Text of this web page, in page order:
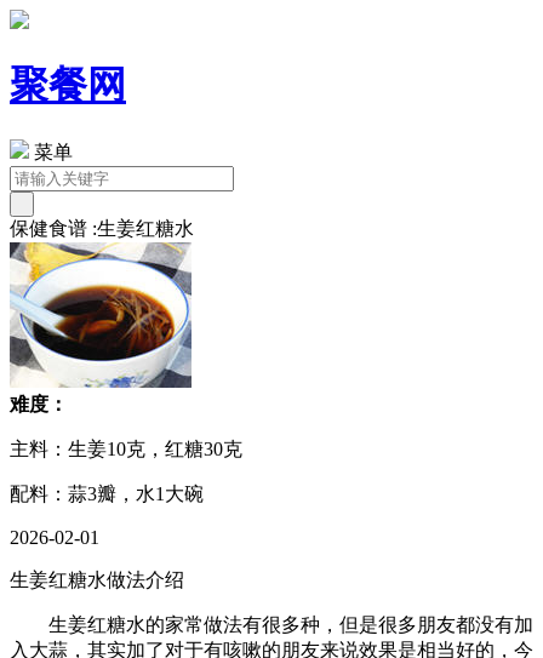
聚餐网
菜单
保健食谱 :生姜红糖水
难度：
主料：生姜10克，红糖30克
配料：蒜3瓣，水1大碗
2026-02-01
生姜红糖水做法介绍
生姜红糖水的家常做法有很多种，但是很多朋友都没有加
入大蒜，其实加了对于有咳嗽的朋友来说效果是相当好的，今